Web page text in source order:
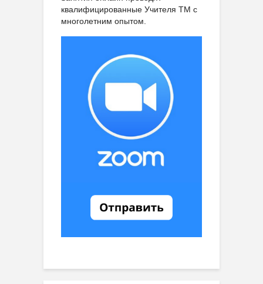
квалифицированные Учителя ТМ с
многолетним опытом.